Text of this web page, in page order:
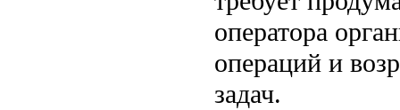
оператора
операций и
задач.